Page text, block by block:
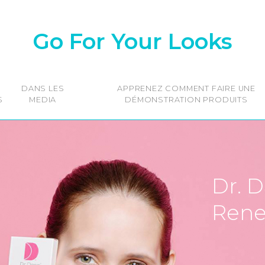
Go For Your Looks
DANS LES
MEDIA
APPRENEZ COMMENT FAIRE UNE
DÉMONSTRATION PRODUITS
Dr.